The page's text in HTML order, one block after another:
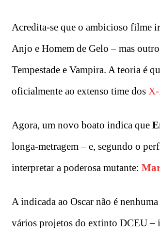
Acredita-se que o ambicioso filme
Anjo e Homem de Gelo – mas
Tempestade e Vampira. A teoria é
oficialmente ao extenso time dos
Agora, um novo boato indica que
longa-metragem – e, segundo o
interpretar a poderosa mutante:
A indicada ao Oscar não é
vários projetos do extinto DCEU –